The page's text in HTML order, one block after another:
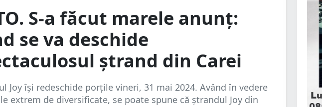
S-a făcut marele anunț:
se va deschide
ștrand din Carei
Joy își redeschide porțile vineri, 31 mai 2024. Având în vedere
extrem de diversificate, se poate spune că ștrandul Joy din